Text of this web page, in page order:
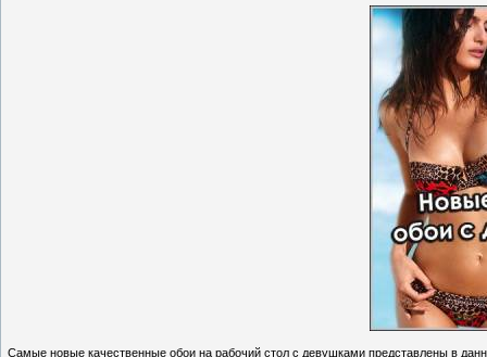
Самые новые качественные обои на рабочий стол с девушками представлены в